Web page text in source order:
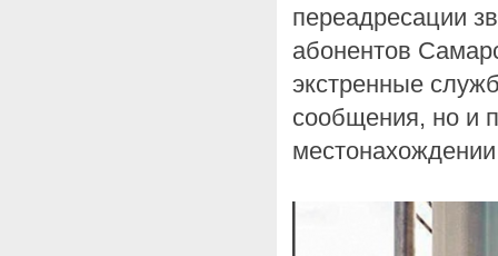
переадресации
абонентов
экстренные
сообщения, но и